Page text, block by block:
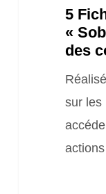
5
«
des
sur les